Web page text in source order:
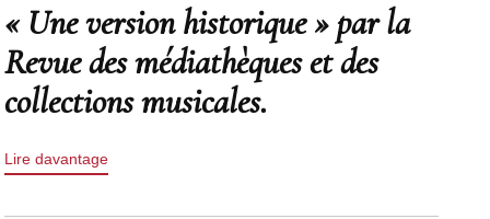
« Une version historique » par la
Revue des médiathèques et des
collections musicales.
Lire davantage